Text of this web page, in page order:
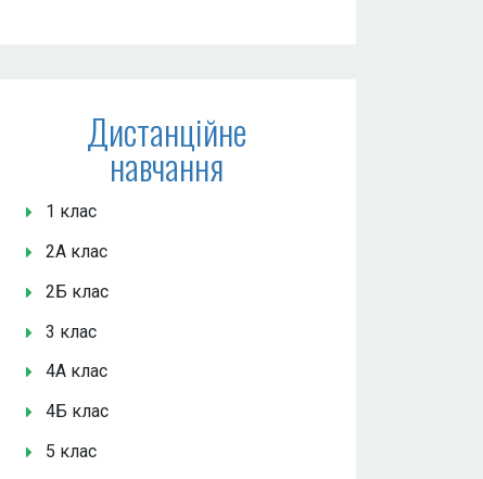
Дистанційне
навчання
1 клас
2А клас
2Б клас
3 клас
4А клас
4Б клас
5 клас